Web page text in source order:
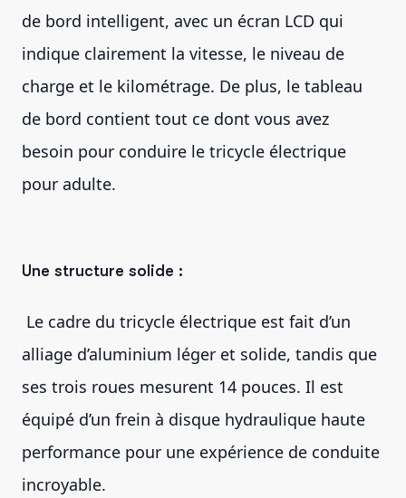
de bord intelligent, avec un écran LCD qui
indique clairement la vitesse, le niveau de
charge et le kilométrage. De plus, le tableau
de bord contient tout ce dont vous avez
besoin pour conduire le tricycle électrique
pour adulte.
Une structure solide :
Le cadre du tricycle électrique est fait d’un
alliage d’aluminium léger et solide, tandis que
ses trois roues mesurent 14 pouces. Il est
équipé d’un frein à disque hydraulique haute
performance pour une expérience de conduite
incroyable.